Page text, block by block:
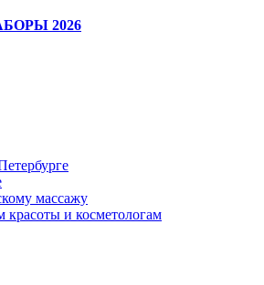
2026
массажу
красоты и косметологам